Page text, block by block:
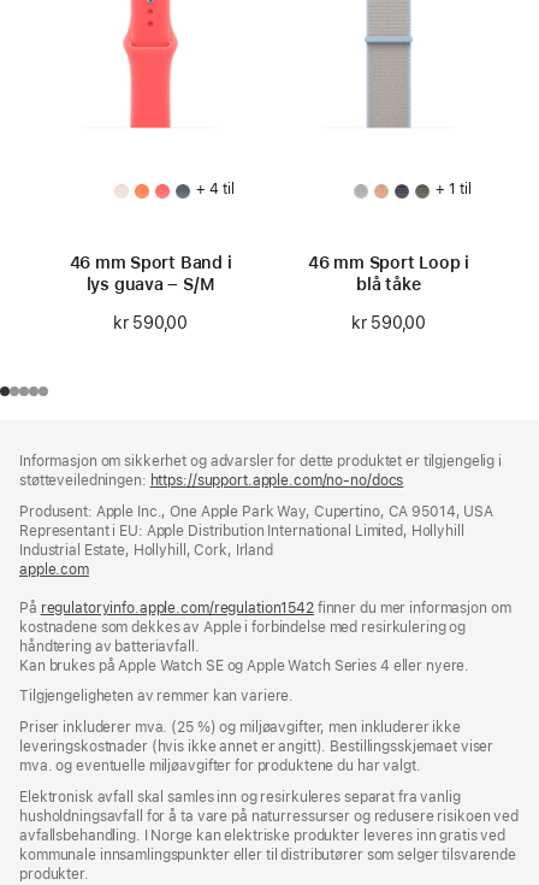
+ 4 til
46 mm Sport Band i
lys guava – S/M
kr 590,00
+ 1 til
46 mm Sport Loop i
blå tåke
kr 590,00
Informasjon om sikkerhet og advarsler for dette produktet er tilgjengelig i
støtteveiledningen: https://support.apple.com/no-no/docs
nytt
vindu)
Produsent: Apple Inc., One Apple Park Way, Cupertino, CA 95014, USA
Representant i EU: Apple Distribution International Limited, Hollyhill
Industrial Estate, Hollyhill, Cork, Irland
apple.com(åpnes
nytt
vindu)
På regulatoryinfo.apple.com/regulation1542(åpnes
i
vindu)
finner du mer informasjon om
kostnadene som dekkes av Apple i forbindelse med resirkulering og
håndtering av batteriavfall.
Kan brukes på Apple Watch SE og Apple Watch Series 4 eller nyere.
Tilgjengeligheten av remmer kan variere.
Priser inkluderer mva. (25 %) og miljøavgifter, men inkluderer ikke
leveringskostnader (hvis ikke annet er angitt). Bestillingsskjemaet viser
mva. og eventuelle miljøavgifter for produktene du har valgt.
Elektronisk avfall skal samles inn og resirkuleres separat fra vanlig
husholdningsavfall for å ta vare på naturressurser og redusere risikoen ved
avfallsbehandling. I Norge kan elektriske produkter leveres inn gratis ved
kommunale innsamlingspunkter eller til distributører som selger tilsvarende
produkter.